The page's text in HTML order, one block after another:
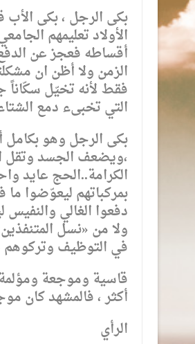
بكى الرجل ، بكى الأب
الأولاد تعليمهم
أقساطه فعجز عن
الزمن ولا أظن ان
فقط لأنه تخيّل سكّاناً
التي تخبىء دمع
بكى الرجل وهو بكامل
،ويضعف الجسد وتقل
الكرامة..الحج عايد
بمركباتهم ليعوّضوا
دفعوا الغالي
ولا من «نسل
في التوظيف وتركوهم
قاسية وموجعة
أكثر ، فالمشهد كان
الرأي